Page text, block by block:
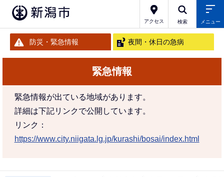
アクセス 検索 メニュー
防災・緊急情報 夜間・休日の急病
緊急情報
緊急情報が出ている地域があります。
詳細は下記リンクで公開しています。
リンク：
https://www.city.niigata.lg.jp/kurashi/bosai/index.html